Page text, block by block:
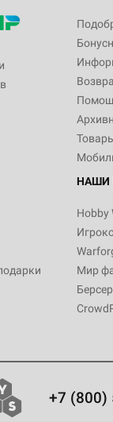
НАШИ
Hobby
Мир
+7 (800)